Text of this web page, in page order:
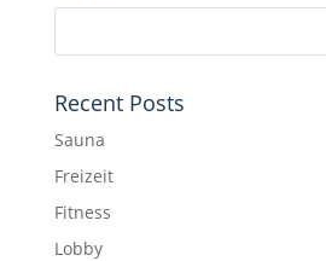
Recent Posts
Sauna
Freizeit
Fitness
Lobby